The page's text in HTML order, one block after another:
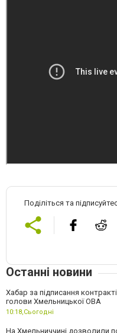
Поділіться та
Останні новини
Хабар за підписання
голови Хмельницької ОВА
10:18,Сьогодні
На Хмельниччині дозволили